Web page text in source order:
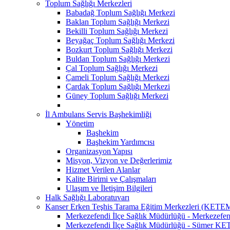
Toplum Sağlığı Merkezleri
Babadağ Toplum Sağlığı Merkezi
Baklan Toplum Sağlığı Merkezi
Bekilli Toplum Sağlığı Merkezi
Beyağaç Toplum Sağlığı Merkezi
Bozkurt Toplum Sağlığı Merkezi
Buldan Toplum Sağlığı Merkezi
Çal Toplum Sağlığı Merkezi
Çameli Toplum Sağlığı Merkezi
Çardak Toplum Sağlığı Merkezi
Güney Toplum Sağlığı Merkezi
İl Ambulans Servis Başhekimliği
Yönetim
Başhekim
Başhekim Yardımcısı
Organizasyon Yapısı
Misyon, Vizyon ve Değerlerimiz
Hizmet Verilen Alanlar
Kalite Birimi ve Çalışmaları
Ulaşım ve İletişim Bilgileri
Halk Sağlığı Laboratuvarı
Kanser Erken Teşhis Tarama Eğitim Merkezleri
Merkezefendi İlçe Sağlık Müdürlüğü -
Merkezefendi İlçe Sağlık Müdürlüğü - Sümer